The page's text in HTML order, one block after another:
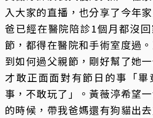
入大家的直播，也分享了今年
爸已經在醫院陪診1個月都沒
節，都得在醫院和手術室度過
到如何過父親節，剛好幫了她
才敢正面面對有節日的事「畢
事，不敢玩了」。黃薇渟希望
的時候，帶我爸媽還有狗貓出